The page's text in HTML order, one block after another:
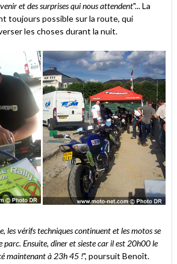
et des surprises qui nous attendent"... La
toujours possible sur la route, qui
les choses durant la nuit.
les vérifs techniques continuent et les motos se
parc. Ensuite, dîner et sieste car il est 20h00 le
maintenant à 23h 45 !", poursuit Benoît.